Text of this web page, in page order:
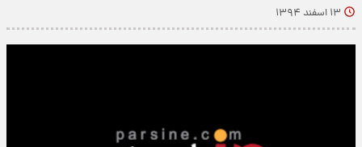
۱۳ اسفند ۱۳۹۴